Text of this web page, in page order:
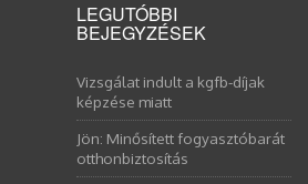
LEGUTÓBBI
BEJEGYZÉSEK
Vizsgálat indult a kgfb-díjak
képzése miatt
Jön: Minősített fogyasztóbarát
otthonbiztosítás